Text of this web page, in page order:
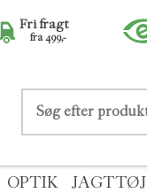
Fri fragt
fra 499,-
OPTIK JAGTTØJ